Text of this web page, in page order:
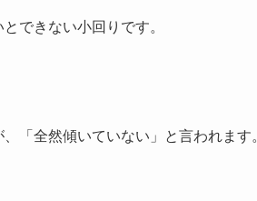
できない小回りです。
「全然傾いていない」と言われます。